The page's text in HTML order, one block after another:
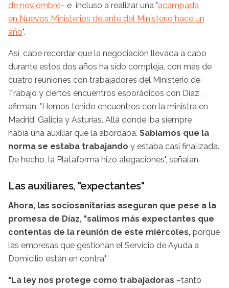
de noviembre– e incluso a realizar una "acampada
en Nuevos Ministerios delante del Ministerio hace un
año".
Así, cabe recordar que la negociación llevada a cabo
durante estos dos años ha sido compleja, con más de
cuatro reuniones con trabajadores del Ministerio de
Trabajo y ciertos encuentros esporádicos con Díaz,
afirman. "Hemos tenido encuentros con la ministra en
Madrid, Galicia y Asturias. Allá donde iba siempre
había una auxiliar que la abordaba. Sabíamos que la
norma se estaba trabajando y estaba casi finalizada.
De hecho, la Plataforma hizo alegaciones", señalan.
Las auxiliares, "expectantes"
Ahora, las sociosanitarias aseguran que pese a la
promesa de Díaz, "salimos más expectantes que
contentas de la reunión de este miércoles, porque
las empresas que gestionan el Servicio de Ayuda a
Domicilio están en contra".
"La ley nos protege como trabajadoras –tanto